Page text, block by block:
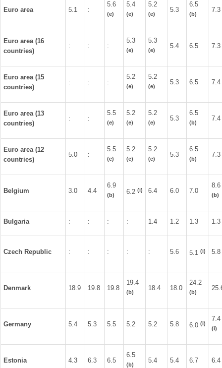
Euro area 5.1 :
5.6
(e)
5.4
(e)
5.2
(e) 5.3
6.5
(b) 7.3
Euro area (16
countries)
: : :
5.3
(e)
5.3
(e) 5.4 6.5 7.3
Euro area (15
countries)
: : :
5.2
(e)
5.2
(e) 5.3 6.5 7.4
Euro area (13
countries)
: :
5.5
(e)
5.2
(e)
5.2
(e) 5.3
6.5
(b) 7.4
Euro area (12
countries)
5.0 :
5.5
(e)
5.2
(e)
5.2
(e) 5.3
6.5
(b) 7.3
Belgium 3.0 4.4
6.9
(b) 6.2 (i) 6.4 6.0 7.0
8.6
(b)
Bulgaria : : : : 1.4 1.2 1.3 1.3
Czech Republic : : : : : 5.6 5.1 (i) 5.8
Denmark 18.9 19.8 19.8
19.4
(b) 18.4 18.0
24.2
(b)
Germany 5.4 5.3 5.5 5.2 5.2 5.8 6.0 (i)
7.4
(i)
Estonia 4.3 6.3 6.5
6.5
(b) 5.4 5.4 6.7 6.4